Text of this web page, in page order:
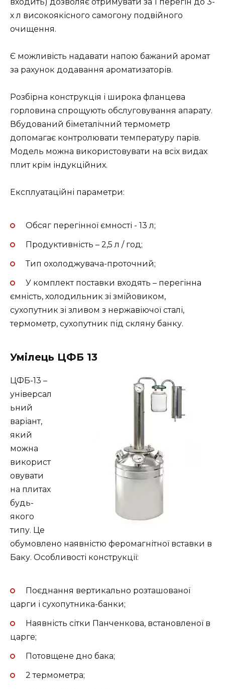
х л високоякісного самогону подвійного
очищення.
Є можливість надавати напою бажаний аромат
за рахунок додавання ароматизаторів.
Розбірна конструкція і широка фланцева
горловина спрощують обслуговування апарату.
Вбудований біметалічний термометр
допомагає контролювати температуру парів.
Модель можна використовувати на всіх видах
плит крім індукційних.
Експлуатаційні параметри:
Обсяг перегінної ємності - 13 л;
Продуктивність – 2,5 л / год;
Тип охолоджувача-проточний;
У комплект поставки входять – перегінна
ємність, холодильник зі змійовиком,
сухопутник зі зливом з нержавіючої сталі,
термометр, сухопутник під скляну банку.
Умілець ЦФБ 13
ЦФБ-13 –
універсал
ьний
варіант,
який
можна
використ
овувати
на плитах
будь-
якого
типу. Це
обумовлено наявністю феромагнітної вставки в
Баку. Особливості конструкції:
Поєднання вертикально розташованої
царги і сухопутника-банки;
Наявність сітки Панченкова, встановленої в
царге;
Потовщене дно бака;
2 термометра;